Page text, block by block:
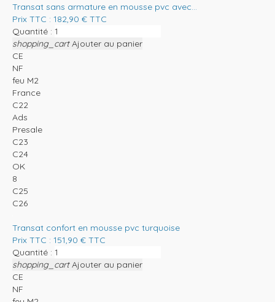
Transat sans armature en mousse pvc avec...
Prix TTC : 182,90 € TTC
Quantité :
shopping_cart Ajouter au panier
CE
NF
feu M2
France
C22
Ads
Presale
C23
C24
OK
8
C25
C26
Transat confort en mousse pvc turquoise
Prix TTC : 151,90 € TTC
Quantité :
shopping_cart Ajouter au panier
CE
NF